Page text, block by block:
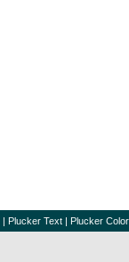
| Plucker Text | Plucker Color